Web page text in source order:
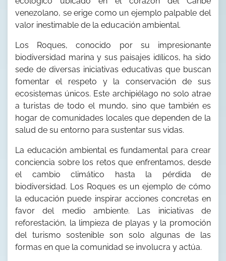
venezolano, se erige como un ejemplo palpable del
valor inestimable de la educación ambiental.
Los Roques, conocido por su impresionante
biodiversidad marina y sus paisajes idílicos, ha sido
sede de diversas iniciativas educativas que buscan
fomentar el respeto y la conservación de sus
ecosistemas únicos. Este archipiélago no solo atrae
a turistas de todo el mundo, sino que también es
hogar de comunidades locales que dependen de la
salud de su entorno para sustentar sus vidas.
La educación ambiental es fundamental para crear
conciencia sobre los retos que enfrentamos, desde
el cambio climático hasta la pérdida de
biodiversidad. Los Roques es un ejemplo de cómo
la educación puede inspirar acciones concretas en
favor del medio ambiente. Las iniciativas de
reforestación, la limpieza de playas y la promoción
del turismo sostenible son solo algunas de las
formas en que la comunidad se involucra y actúa.